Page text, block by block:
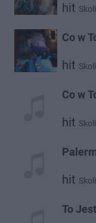
hit
Co w
hit
Co w
hit
hit
To